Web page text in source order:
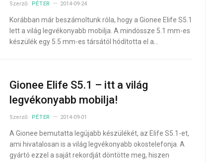
Szerző: PÉTER 2014-09-24
Korábban már beszámoltunk róla, hogy a Gionee Elife S5.1
lett a világ legvékonyabb mobilja. A mindössze 5.1 mm-es
készülék egy 5.5 mm-es társától hódította el a…
Gionee Elife S5.1 – itt a világ
legvékonyabb mobilja!
Szerző: PÉTER 2014-09-01
A Gionee bemutatta legújabb készülékét, az Elife S5.1-et,
ami hivatalosan is a világ legvékonyabb okostelefonja. A
gyártó ezzel a saját rekordját döntötte meg, hiszen